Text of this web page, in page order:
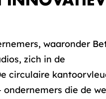
waaronder
zich in de
circulaire
die de